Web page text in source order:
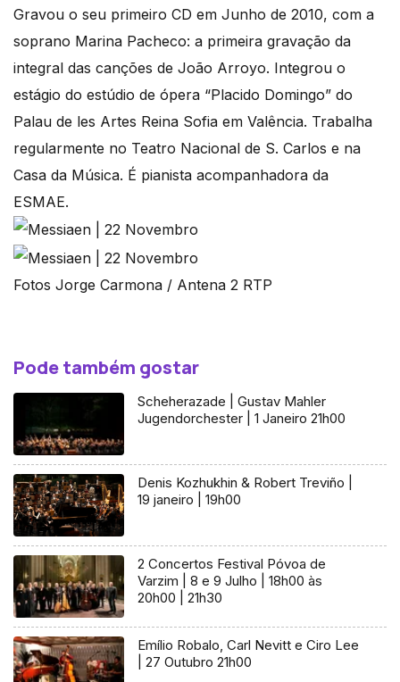
Gravou o seu primeiro CD em Junho de 2010, com a
soprano Marina Pacheco: a primeira gravação da
integral das canções de João Arroyo. Integrou o
estágio do estúdio de ópera “Placido Domingo” do
Palau de les Artes Reina Sofia em Valência. Trabalha
regularmente no Teatro Nacional de S. Carlos e na
Casa da Música. É pianista acompanhadora da
ESMAE.
Fotos Jorge Carmona / Antena 2 RTP
Pode também gostar
Scheherazade | Gustav Mahler
Jugendorchester | 1 Janeiro 21h00
Denis Kozhukhin & Robert Treviño |
19 janeiro | 19h00
2 Concertos Festival Póvoa de
Varzim | 8 e 9 Julho | 18h00 às
20h00 | 21h30
Emílio Robalo, Carl Nevitt e Ciro Lee
| 27 Outubro 21h00